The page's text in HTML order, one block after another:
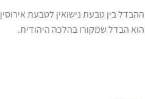
ההבדל בין טבעת נישואין לטבעת אירוסין
הוא הבדל שמקורו בהלכה היהודית.